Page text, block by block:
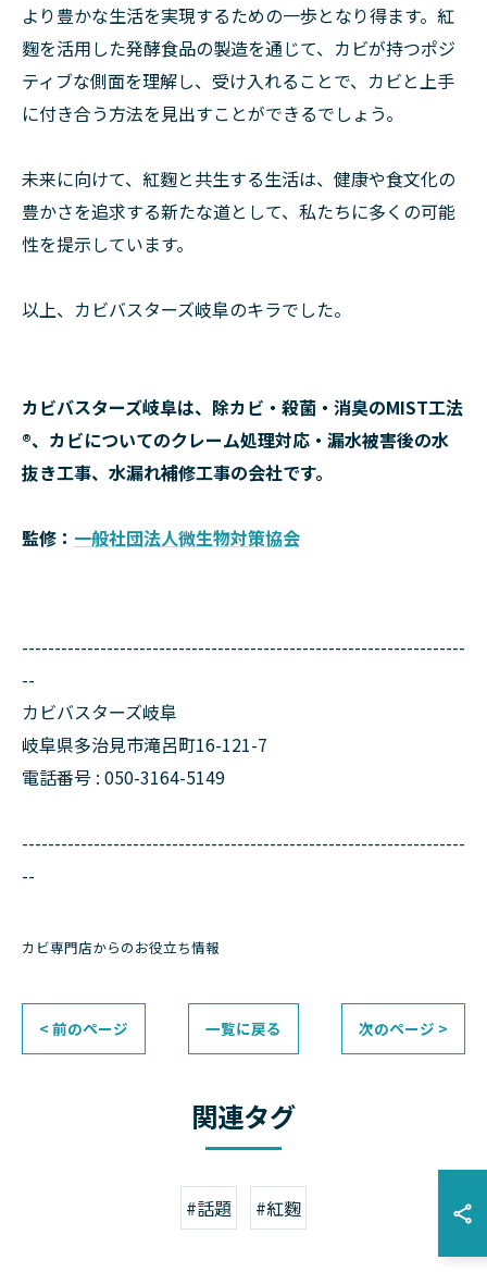
より豊かな生活を実現するための一歩となり得ます。紅
麴を活用した発酵食品の製造を通じて、カビが持つポジ
ティブな側面を理解し、受け入れることで、カビと上手
に付き合う方法を見出すことができるでしょう。
未来に向けて、紅麴と共生する生活は、健康や食文化の
豊かさを追求する新たな道として、私たちに多くの可能
性を提示しています。
以上、カビバスターズ岐阜のキラでした。
カビバスターズ岐阜は、除カビ・殺菌・消臭のMIST工法
®、カビについてのクレーム処理対応・漏水被害後の水
抜き工事、水漏れ補修工事の会社です。
監修： 一般社団法人微生物対策協会
--------------------------------------------------------------------
--
カビバスターズ岐阜
岐阜県多治見市滝呂町16-121-7
電話番号 : 050-3164-5149
--------------------------------------------------------------------
--
カビ専門店からのお役立ち情報
< 前のページ 一覧に戻る 次のページ >
関連タグ
#話題 #紅麴